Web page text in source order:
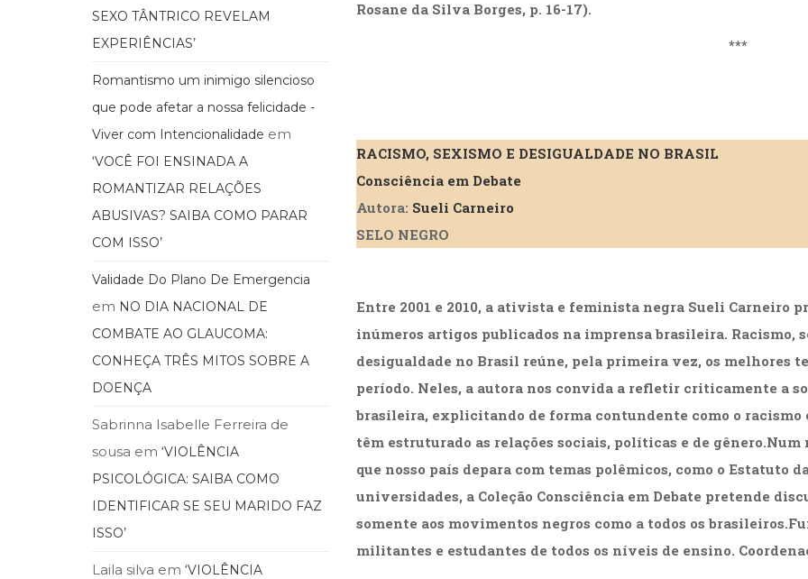
Rosane da Silva Borges, p. 16-17).
***
RACISMO, SEXISMO E DESIGUALDADE NO BRASIL
Consciência em Debate
Autora: Sueli Carneiro
SELO NEGRO
Entre 2001 e 2010, a ativista e feminista negra Sueli Carneiro
inúmeros artigos publicados na imprensa brasileira. Racismo,
desigualdade no Brasil reúne, pela primeira vez, os melhores
período. Neles, a autora nos convida a refletir criticamente a
brasileira, explicitando de forma contundente como o racismo
têm estruturado as relações sociais, políticas e de gênero.Num
que nosso país depara com temas polêmicos, como o Estatuto
universidades, a Coleção Consciência em Debate pretende
somente aos movimentos negros como a todos os
militantes e estudantes de todos os níveis de ensino.
SEXO TÂNTRICO REVELAM
EXPERIÊNCIAS’
Romantismo um inimigo silencioso
que pode afetar a nossa felicidade -
Viver com Intencionalidade em
‘VOCÊ FOI ENSINADA A
ROMANTIZAR RELAÇÕES
ABUSIVAS? SAIBA COMO PARAR
COM ISSO’
Validade Do Plano De Emergencia
em NO DIA NACIONAL DE
COMBATE AO GLAUCOMA:
CONHEÇA TRÊS MITOS SOBRE A
DOENÇA
Sabrinna Isabelle Ferreira de
sousa em ‘VIOLÊNCIA
PSICOLÓGICA: SAIBA COMO
IDENTIFICAR SE SEU MARIDO FAZ
ISSO’
Laila silva em ‘VIOLÊNCIA